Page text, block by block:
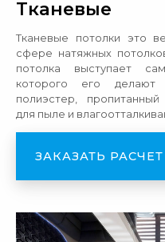
Тканевые
Тканевые потолки это
сфере натяжных
потолка выступает
которого его делают
полиэстер,
для пыле и
ЗАКАЗАТЬ РАСЧЕТ